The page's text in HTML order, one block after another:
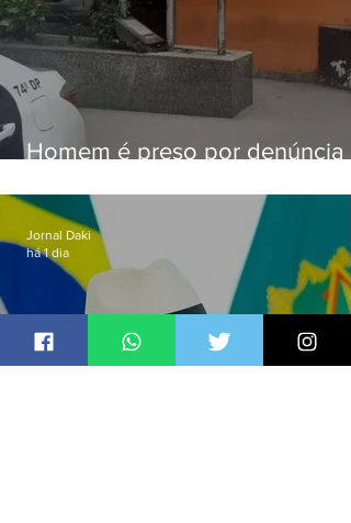
Homem é preso por denúncia
Alcântara
Jornal Daki
há 1 dia